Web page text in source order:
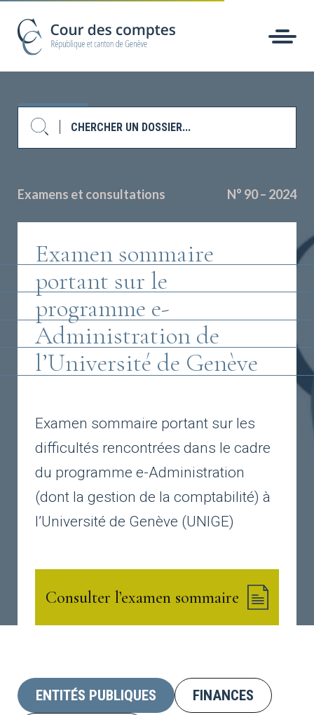
Examens et consultations N° 90 – 2024
Examen sommaire
portant sur le
programme e-
Administration de
l’Université de Genève
Examen sommaire portant sur les
difficultés rencontrées dans le cadre
du programme e-Administration
(dont la gestion de la comptabilité) à
l’Université de Genève (UNIGE)
Consulter l’examen sommaire
ENTITÉS PUBLIQUES FINANCES